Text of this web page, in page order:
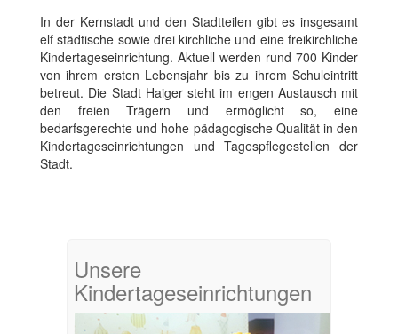
In der Kernstadt und den Stadtteilen gibt es insgesamt
elf städtische sowie drei kirchliche und eine freikirchliche
Kindertageseinrichtung. Aktuell werden rund 700 Kinder
von ihrem ersten Lebensjahr bis zu ihrem Schuleintritt
betreut. Die Stadt Haiger steht im engen Austausch mit
den freien Trägern und ermöglicht so, eine
bedarfsgerechte und hohe pädagogische Qualität in den
Kindertageseinrichtungen und Tagespflegestellen der
Stadt.
Unsere
Kindertageseinrichtungen